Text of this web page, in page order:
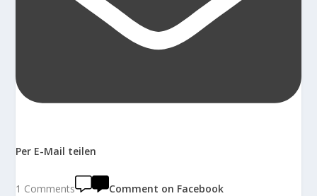
Per E-Mail teilen
1 Comments Comment on Facebook